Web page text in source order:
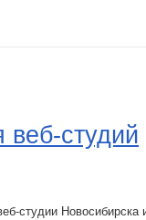
веб-студий
студии